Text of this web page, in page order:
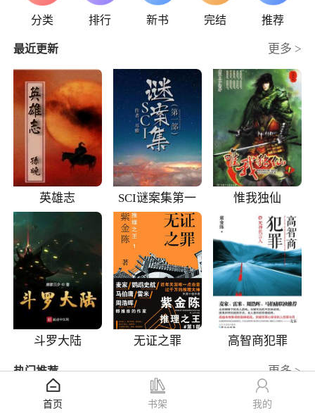
分类 排行 新书 完结 推荐
最近更新 更多 >
英雄志
SCI谜案集第一
部
惟我独仙
斗罗大陆 无证之罪 高智商犯罪
热门推荐 更多 >
首页 书架 我的